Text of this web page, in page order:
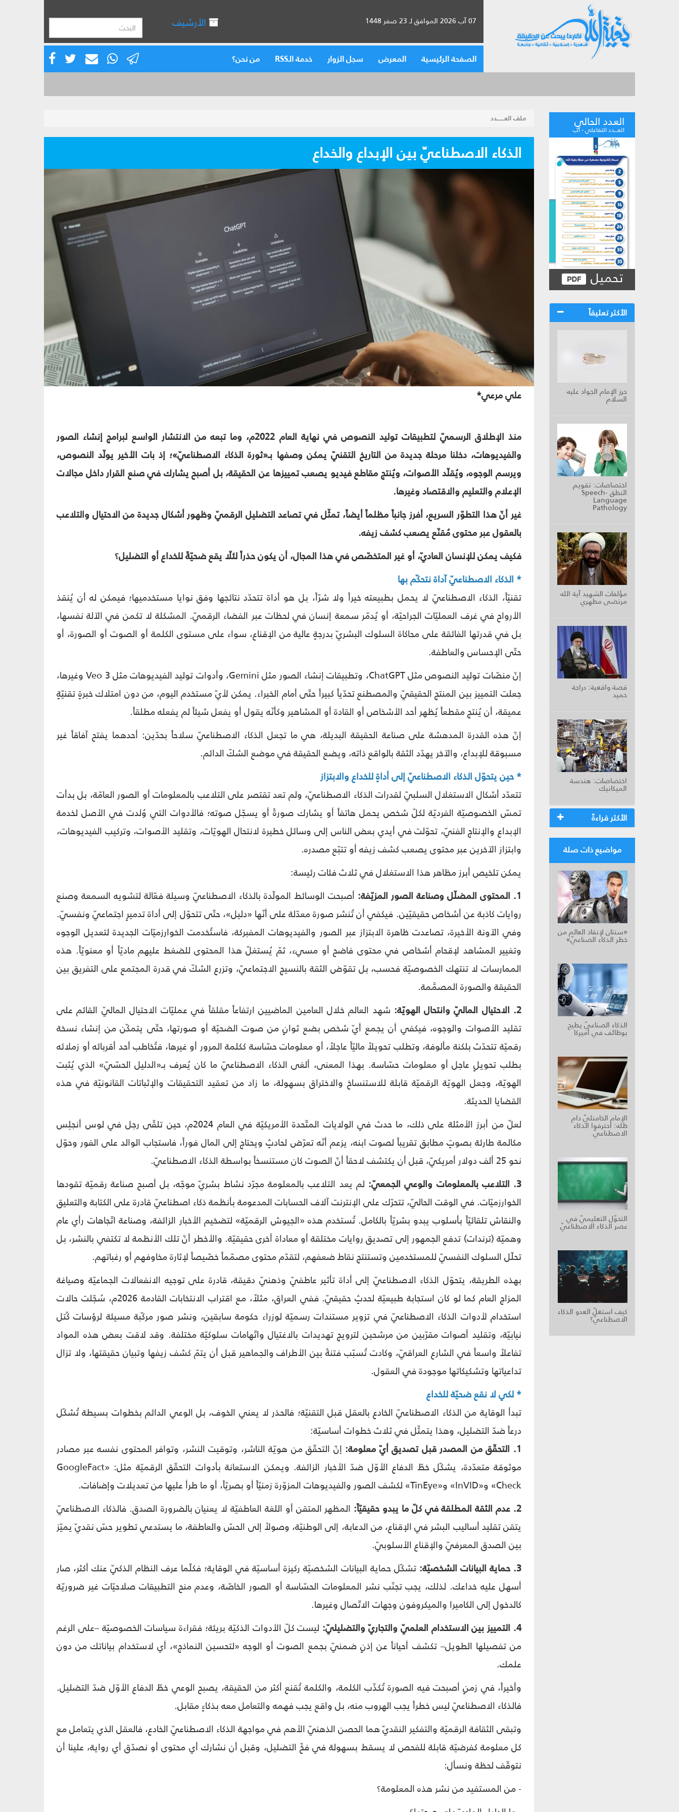
07 آب 2026 الموافق لـ 23 صفر 1448 الأرشيف
الصفحة الرئيسية المعرض سجل الزوار خدمة الـRSS من نحن؟
العدد الحالي
العـــدد التفاعلي - آب
تحميل
الأكثر تعليقاً
حرز الإمام الجواد عليه
السلام
اختصاصات: تقويم
النطق Speech-
Language
Pathology
مؤلفات الشهيد آية الله
مرتضى مطهري
قصة واقعية: دراجة
حميد
اختصاصات: هندسة
الميكانيك
الأكثر قراءةً
مواضيع ذات صلة
«سنتان لإنقاذ العالم من
خطر الذكاء الصناعيّ»
الذكاء الصناعيّ يطيح
بوظائف في أميركا
الإمام الخامنئيّ دام
ظله: احترفوا الذكاء
الاصطناعيّ
التحوّل التعليميّ في
عصر الذكاء الاصطناعيّ
كيف استغلّ العدو الذكاء
الاصطناعيّ؟
ملف العـــــــدد
الذكاء الاصطناعيّ بين الإبداع والخداع
علي مرعي*
منذ الإطلاق الرسميّ لتطبيقات توليد النصوص في نهاية العام 2022م، وما تبعه من الانتشار الواسع لبرامج إنشاء الصور
والفيديوهات، دخلنا مرحلة جديدة من التاريخ التقنيّ يمكن وصفها بـ«ثورة الذكاء الاصطناعيّ»؛ إذ بات الأخير يولّد النصوص،
ويرسم الوجوه، ويُقلّد الأصوات، ويُنتج مقاطع فيديو يصعب تمييزها عن الحقيقة، بل أصبح يشارك في صنع القرار داخل مجالات
الإعلام والتعليم والاقتصاد وغيرها.
غير أنّ هذا التطوّر السريع، أفرز جانباً مظلماً أيضاً، تمثّل في تصاعد التضليل الرقميّ وظهور أشكال جديدة من الاحتيال والتلاعب
بالعقول عبر محتوى مُقنّع يصعب كشف زيفه.
فكيف يمكن للإنسان العاديّ، أو غير المتخصّص في هذا المجال، أن يكون حذراً لئلّا يقع ضحيّةً للخداع أو التضليل؟
* الذكاء الاصطناعيّ آداة نتحكّم بها
تقنيّاً، الذكاء الاصطناعيّ لا يحمل بطبيعته خيراً ولا شرّاً، بل هو أداة تتحدّد نتائجها وفق نوايا مستخدميها؛ فيمكن له أن يُنقذ
الأرواح في غرف العمليّات الجراحيّة، أو يُدمّر سمعة إنسان في لحظات عبر الفضاء الرقميّ. المشكلة لا تكمن في الآلة نفسها،
بل في قدرتها الفائقة على محاكاة السلوك البشريّ بدرجةٍ عالية من الإقناع، سواء على مستوى الكلمة أو الصوت أو الصورة، أو
حتّى الإحساس والعاطفة.
إنّ منصّات توليد النصوص مثل ChatGPT، وتطبيقات إنشاء الصور مثل Gemini، وأدوات توليد الفيديوهات مثل Veo 3 وغيرها،
جعلت التمييز بين المنتج الحقيقيّ والمصطنع تحدّياً كبيراً حتّى أمام الخبراء. يمكن لأيّ مستخدم اليوم، من دون امتلاك خبرةٍ تقنيّةٍ
عميقة، أن يُنتج مقطعاً يُظهر أحد الأشخاص أو القادة أو المشاهير وكأنّه يقول أو يفعل شيئاً لم يفعله مطلقاً.
إنّ هذه القدرة المدهشة على صناعة الحقيقة البديلة، هي ما تجعل الذكاء الاصطناعيّ سلاحاً بحدّين: أحدهما يفتح آفاقاً غير
مسبوقة للإبداع، والآخر يهدّد الثقة بالواقع ذاته، ويضع الحقيقة في موضع الشكّ الدائم.
* حين يتحوّل الذكاء الاصطناعيّ إلى أداةٍ للخداع والابتزاز
تتعدّد أشكال الاستغلال السلبيّ لقدرات الذكاء الاصطناعيّ، ولم تعد تقتصر على التلاعب بالمعلومات أو الصور العامّة، بل بدأت
تمسّ الخصوصيّة الفرديّة لكلّ شخص يحمل هاتفاً أو يشارك صورةً أو يسجّل صوته؛ فالأدوات التي وُلدت في الأصل لخدمة
الإبداع والإنتاج الفنيّ، تحوّلت في أيدي بعض الناس إلى وسائل خطيرة لانتحال الهويّات، وتقليد الأصوات، وتركيب الفيديوهات،
وابتزاز الآخرين عبر محتوى يصعب كشف زيفه أو تتبّع مصدره.
يمكن تلخيص أبرز مظاهر هذا الاستغلال في ثلاث فئات رئيسة:
1. المحتوى المضلّل وصناعة الصور المزيّفة:
أصبحت الوسائط المولّدة بالذكاء الاصطناعيّ وسيلة فعّالة لتشويه السمعة وصنع
روايات كاذبة عن أشخاص حقيقيّين. فيكفي أن تُنشر صورة معدّلة على أنّها «دليل»، حتّى تتحوّل إلى أداة تدميرٍ اجتماعيّ ونفسيّ.
وفي الآونة الأخيرة، تصاعدت ظاهرة الابتزاز عبر الصور والفيديوهات المفبركة، فاستُخدمت الخوارزميّات الجديدة لتعديل الوجوه
وتغيير المشاهد لإقحام أشخاص في محتوى فاضح أو مسيء، ثمّ يُستغلّ هذا المحتوى للضغط عليهم ماديّاً أو معنويّاً. هذه
الممارسات لا تنتهك الخصوصيّة فحسب، بل تقوّض الثقة بالنسيج الاجتماعيّ، وتزرع الشكّ في قدرة المجتمع على التفريق بين
الحقيقة والصورة المصمَّمة.
2. الاحتيال الماليّ وانتحال الهويّة:
شهد العالم خلال العامين الماضيين ارتفاعاً مقلقاً في عمليّات الاحتيال الماليّ القائم على
تقليد الأصوات والوجوه، فيكفي أن يجمع أيّ شخص بضع ثوانٍ من صوت الضحيّة أو صورتها، حتّى يتمكّن من إنشاء نسخة
رقميّة تتحدّث بلكنة مألوفة، وتطلب تحويلاً ماليّاً عاجلاً، أو معلومات حسّاسة ككلمة المرور أو غيرها، فتُخاطب أحد أقربائه أو زملائه
بطلب تحويلٍ عاجل أو معلومات حسّاسة. بهذا المعنى، ألغى الذكاء الاصطناعيّ ما كان يُعرف بـ«الدليل الحسّيّ» الذي يُثبت
الهويّة، وجعل الهويّة الرقميّة قابلة للاستنساخ والاختراق بسهولة، ما زاد من تعقيد التحقيقات والإثباتات القانونيّة في هذه
القضايا الحديثة.
لعلّ من أبرز الأمثلة على ذلك، ما حدث في الولايات المتّحدة الأمريكيّة في العام 2024م، حين تلقّى رجل في لوس أنجلِس
مكالمة طارئة بصوتٍ مطابق تقريباً لصوت ابنه، يزعم أنّه تعرّض لحادثٍ ويحتاج إلى المال فوراً، فاستجاب الوالد على الفور وحوّل
نحو 25 ألف دولار أمريكيّ، قبل أن يكتشف لاحقاً أنّ الصوت كان مستنسخاً بواسطة الذكاء الاصطناعيّ.
3. التلاعب بالمعلومات والوعي الجمعيّ:
لم يعد التلاعب بالمعلومة مجرّد نشاط بشريّ موجّه، بل أصبح صناعة رقميّة تقودها
الخوارزميّات. في الوقت الحاليّ، تتحرّك على الإنترنت آلاف الحسابات المدعومة بأنظمة ذكاء اصطناعيّ قادرة على الكتابة والتعليق
والنقاش تلقائيّاً بأسلوب يبدو بشريّاً بالكامل. تُستخدم هذه «الجيوش الرقميّة» لتضخيم الأخبار الزائفة، وصناعة اتّجاهات رأي عام
وهميّة (ترندات) تدفع الجمهور إلى تصديق روايات مختلقة أو معاداة أخرى حقيقيّة. والأخطر أنّ تلك الأنظمة لا تكتفي بالنشر، بل
تحلّل السلوك النفسيّ للمستخدمين وتستنتج نقاط ضعفهم، لتقدّم محتوى مصمّماً خصّيصاً لإثارة مخاوفهم أو رغباتهم.
بهذه الطريقة، يتحوّل الذكاء الاصطناعيّ إلى أداة تأثير عاطفيّ وذهنيّ دقيقة، قادرة على توجيه الانفعالات الجماعيّة وصياغة
المزاج العام كما لو كان استجابة طبيعيّة لحدثٍ حقيقيّ. ففي العراق، مثلاً، مع اقتراب الانتخابات القادمة 2026م، سُجّلت حالات
استخدام لأدوات الذكاء الاصطناعيّ في تزوير مستندات رسميّة لوزراء حكومة سابقين، ونشر صور مركّبة مسيئة لرؤسات كُتل
نيابيّة، وتقليد أصوات مقرّبين من مرشحين لترويج تهديدات بالاغتيال واتّهامات سلوكيّة مختلفة. وقد لاقت بعض هذه المواد
تفاعلاً واسعاً في الشارع العراقيّ، وكادت تُسبّب فتنةً بين الأطراف والجماهير قبل أن يتمّ كشف زيفها وتبيان حقيقتها، ولا تزال
تداعياتها وتشكيكاتها موجودة في العقول.
* لكي لا نقع ضحيّة للخداع
تبدأ الوقاية من الذكاء الاصطناعيّ الخادع بالعقل قبل التقنيّة؛ فالحذر لا يعني الخوف، بل الوعي الدائم بخطوات بسيطة تُشكّل
درعاً ضدّ التضليل، وهذا يتمثّل في ثلاث خطوات أساسيّة:
1. التحقّق من المصدر قبل تصديق أيّ معلومة:
إنّ التحقّق من هويّة الناشر، وتوقيت النشر، وتوافر المحتوى نفسه عبر مصادر
موثوقة متعدّدة، يشكّل خطّ الدفاع الأوّل ضدّ الأخبار الزائفة. ويمكن الاستعانة بأدوات التحقّق الرقميّة مثل: «GoogleFact
Check» و«InVID» و«TinEye» لكشف الصور والفيديوهات المزوّرة زمنيّاً أو بصريّاً، أو ما طرأ عليها من تعديلات وإضافات.
2. عدم الثقة المطلقة في كلّ ما يبدو حقيقيّاً:
المظهر المتقن أو اللغة العاطفيّة لا يعنيان بالضرورة الصدق. فالذكاء الاصطناعيّ
يتقن تقليد أساليب البشر في الإقناع، من الدعابة، إلى الوطنيّة، وصولاً إلى الحسّ والعاطفة، ما يستدعي تطوير حسّ نقديّ يميّز
بين الصدق المعرفيّ والإقناع الأسلوبيّ.
3. حماية البيانات الشخصيّة:
تشكّل حماية البيانات الشخصيّة ركيزة أساسيّة في الوقاية؛ فكلّما عرف النظام الذكيّ عنك أكثر، صار
أسهل عليه خداعك. لذلك، يجب تجنّب نشر المعلومات الحسّاسة أو الصور الخاصّة، وعدم منح التطبيقات صلاحيّات غير ضروريّة
كالدخول إلى الكاميرا والميكروفون وجهات الاتّصال وغيرها.
4. التمييز بين الاستخدام العلميّ والتجاريّ والتضليليّ:
ليست كلّ الأدوات الذكيّة بريئة؛ فقراءة سياسات الخصوصيّة –على الرغم
من تفصيلها الطويل– تكشف أحياناً عن إذنٍ ضمنيّ بجمع الصوت أو الوجه «لتحسين النماذج»، أي لاستخدام بياناتك من دون
علمك.
وأخيراً، في زمنٍ أصبحت فيه الصورة تُكذّب الكلمة، والكلمة تُقنع أكثر من الحقيقة، يصبح الوعي خطّ الدفاع الأوّل ضدّ التضليل.
فالذكاء الاصطناعيّ ليس خطراً يجب الهروب منه، بل واقع يجب فهمه والتعامل معه بذكاءٍ مقابل.
وتبقى الثقافة الرقميّة والتفكير النقديّ هما الحصن الذهنيّ الأهم في مواجهة الذكاء الاصطناعيّ الخادع، فالعقل الذي يتعامل مع
كل معلومة كفرضيّة قابلة للفحص لا يسقط بسهولة في فخّ التضليل، وقبل أن نشارك أي محتوى أو نصدّق أي رواية، علينا أن
نتوقّف لحظة ونسأل:
- من المستفيد من نشر هذه المعلومة؟